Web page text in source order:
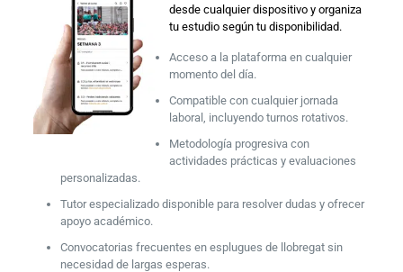
desde cualquier dispositivo y organiza
tu estudio según tu disponibilidad.
Acceso a la plataforma en cualquier
momento del día.
Compatible con cualquier jornada
laboral, incluyendo turnos rotativos.
Metodología progresiva con
actividades prácticas y evaluaciones
personalizadas.
Tutor especializado disponible para resolver dudas y ofrecer
apoyo académico.
Convocatorias frecuentes en esplugues de llobregat sin
necesidad de largas esperas.